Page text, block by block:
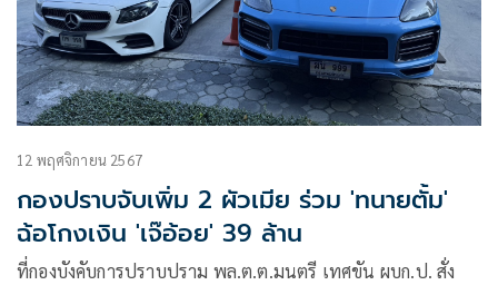
12 พฤศจิกายน 2567
กองปราบจับเพิ่ม 2 ผัวเมีย ร่วม 'ทนายตั้ม'
ฉ้อโกงเงิน 'เจ๊อ้อย' 39 ล้าน
ที่กองบังคับการปราบปราม พล.ต.ต.มนตรี เทศขัน ผบก.ป. สั่ง